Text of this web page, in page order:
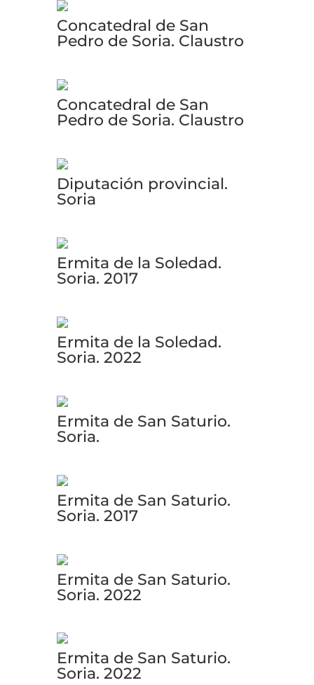
Concatedral de San
Pedro de Soria. Claustro
Concatedral de San
Pedro de Soria. Claustro
Diputación provincial.
Soria
Ermita de la Soledad.
Soria. 2017
Ermita de la Soledad.
Soria. 2022
Ermita de San Saturio.
Soria.
Ermita de San Saturio.
Soria. 2017
Ermita de San Saturio.
Soria. 2022
Ermita de San Saturio.
Soria. 2022